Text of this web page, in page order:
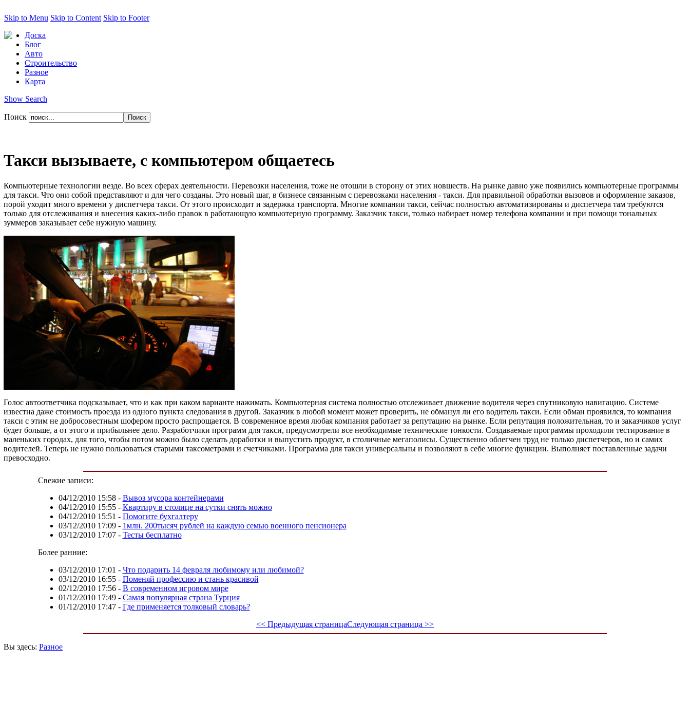
Skip to Menu Skip to Content Skip to Footer
Доска
Блог
Авто
Строительство
Разное
Карта
Show Search
Поиск
Такси вызываете, с компьютером общаетесь
Компьютерные технологии везде. Во всех сферах деятельности. Перевозки населения, тоже не отошли в сторону от этих новшеств. На рынке давно уже появились компьютерные программы
для такси. Что они собой представляют и для чего созданы. Это новый шаг, в бизнесе связанным с перевозками населения - такси. Для правильной обработки вызовов и оформление заказов,
порой уходит много времени у диспетчера такси. От этого происходит и задержка транспорта. Многие компании такси, сейчас полностью автоматизированы и диспетчера там требуются
только для отслеживания и внесения каких-либо правок в работающую компьютерную программу. Заказчик такси, только набирает номер телефона компании и при помощи тональных
зуммеров заказывает себе нужную машину.
Голос автоответчика подсказывает, что и как при каком варианте нажимать. Компьютерная система полностью отслеживает движение водителя через спутниковую навигацию. Системе
известна даже стоимость проезда из одного пункта следования в другой. Заказчик в любой момент может проверить, не обманул ли его водитель такси. Если обман проявился, то компания
такси с этим не добросовестным шофером просто распрощается. В современное время любая компания работает за репутацию на рынке. Если репутация положительная, то и заказчиков услуг
будет больше, а от этого и прибыльнее дело. Разработчики программ для такси, предусмотрели все необходимые технические тонкости. Создаваемые программы проходили тестирование в
маленьких городах, для того, чтобы потом можно было сделать доработки и выпустить продукт, в столичные мегаполисы. Существенно облегчен труд не только диспетчеров, но и самих
водителей. Теперь не нужно пользоваться старыми таксометрами и счетчиками. Программа для такси универсальны и позволяют в себе многие функции. Выполняет поставленные задачи
превосходно.
Свежие записи:
04/12/2010 15:58- Вывоз мусора контейнерами
04/12/2010 15:55- Квартиру в столице на сутки снять можно
04/12/2010 15:51 - Помогите бухгалтеру
03/12/2010 17:09- 1млн. 200тысяч рублей на каждую семью военного пенсионера
03/12/2010 17:07- Тесты бесплатно
Более ранние:
03/12/2010 17:01 - Что подарить 14 февраля любимому или любимой?
03/12/2010 16:55- Поменяй профессию и стань красивой
02/12/2010 17:56- В современном игровом мире
01/12/2010 17:49- Самая популярная страна Турция
01/12/2010 17:47- Где применяется толковый словарь?
<< Предыдущая страницаСледующая страница >>
Вы здесь: Разное